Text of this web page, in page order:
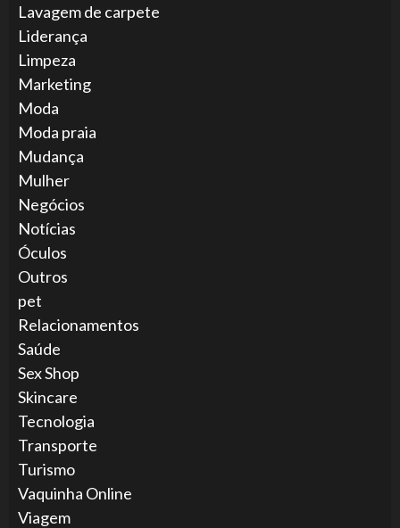
Lavagem de carpete
Liderança
Limpeza
Marketing
Moda
Moda praia
Mudança
Mulher
Negócios
Notícias
Óculos
Outros
pet
Relacionamentos
Saúde
Sex Shop
Skincare
Tecnologia
Transporte
Turismo
Vaquinha Online
Viagem